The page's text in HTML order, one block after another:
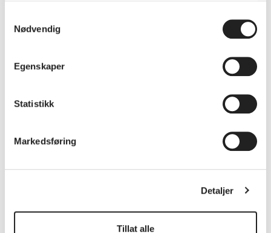
Nødvendig
Egenskaper
Statistikk
Markedsføring
Detaljer
Tillat alle
- Vi har hatt noen fæle uvaner